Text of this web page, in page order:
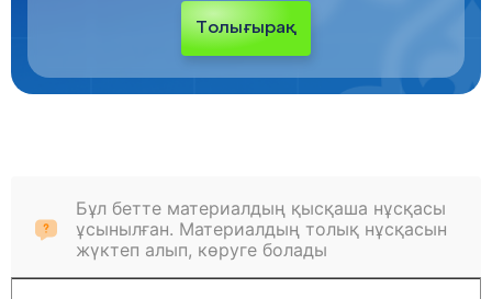
Толығырақ
Бұл бетте материалдың қысқаша нұсқасы
ұсынылған. Материалдың толық нұсқасын
жүктеп алып, көруге болады